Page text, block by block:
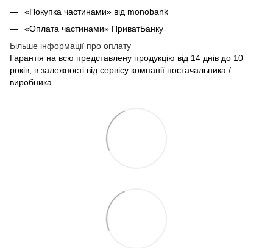
«Покупка частинами» від monobank
«Оплата частинами» ПриватБанку
Більше інформації про оплату
Гарантія на всю представлену продукцію від 14 днів до 10
років, в залежності від сервісу компанії постачальника /
виробника.